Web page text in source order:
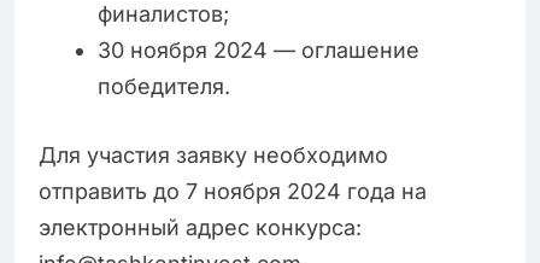
финалистов;
30 ноября 2024 — оглашение
победителя.
Для участия заявку необходимо
отправить до 7 ноября 2024 года на
электронный адрес конкурса: